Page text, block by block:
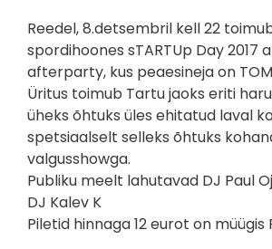
Reedel, 8.detsembril kell 22
spordihoones sTARTUp Day 2017
afterparty, kus peaesineja on
Üritus toimub Tartu jaoks eriti
üheks õhtuks üles ehitatud laval
spetsiaalselt selleks õhtuks
valgusshowga.
Publiku meelt lahutavad DJ Paul
DJ Kalev K
Piletid hinnaga 12 eurot on müügis